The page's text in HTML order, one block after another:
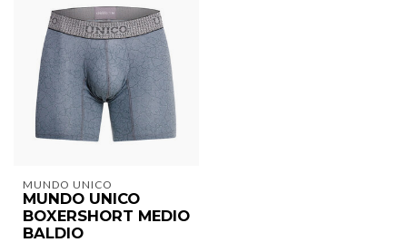
MUNDO UNICO
MUNDO UNICO
BOXERSHORT MEDIO
BALDIO